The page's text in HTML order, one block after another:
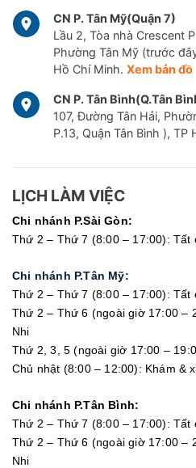
CN P. Tân Mỹ(Quận 7)
Lầu 2, Tòa nhà Crescent
Phường Tân Mỹ (trước
Hồ Chí Minh. Xem bản đồ
CN P. Tân Bình(Q.Tân
107, Đường Tân Hải,
P.13, Quận Tân Bình ), TP
LỊCH LÀM VIỆC
Chi nhánh P.Sài Gòn:
Thứ 2 – Thứ 7 (8:00 – 17:00): Tất
Chi nhánh P.Tân Mỹ:
Thứ 2 – Thứ 7 (8:00 – 17:00): Tất
Thứ 2 – Thứ 6 (ngoài giờ 17:00 –
Nhi
Thứ 2, 3, 5 (ngoài giờ 17:00 –
Chủ nhật (8:00 – 12:00): Khám &
Chi nhánh P.Tân Bình:
Thứ 2 – Thứ 7 (8:00 – 17:00): Tất
Thứ 2 – Thứ 6 (ngoài giờ 17:00 –
Nhi